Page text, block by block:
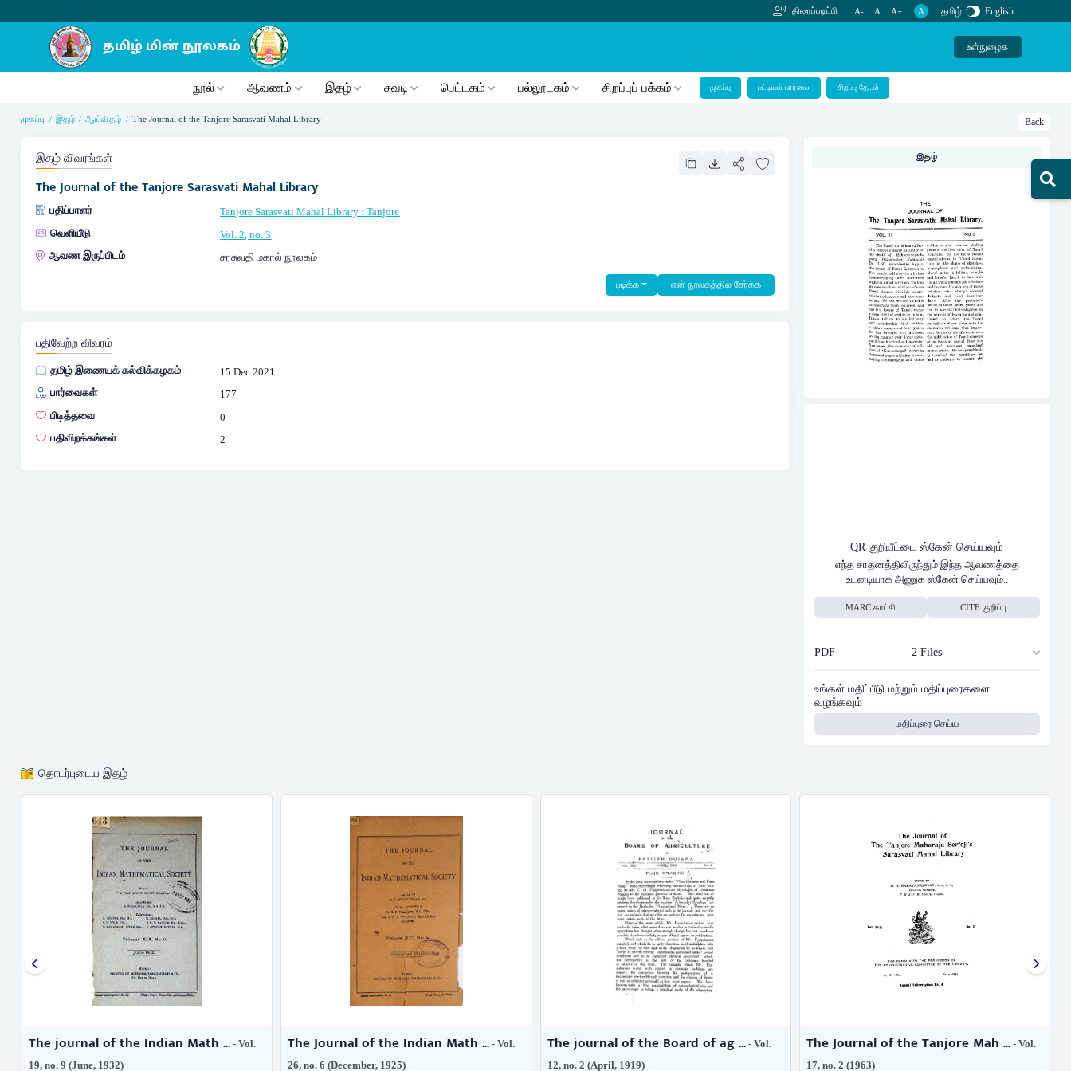
திரைப்படிப்பி A- A A+ A தமிழ் English
உள்நுழைக
நூல் ஆவணம் இதழ் சுவடி பெட்டகம் பல்லூடகம் சிறப்புப் பக்கம் முகப்பு பட்டியல் பார்வை சிறப்பு தேடல்
முகப்பு இதழ் ஆய்விதழ் The Journal of the Tanjore Sarasvati Mahal Library Back
இதழ் விவரங்கள்
The Journal of the Tanjore Sarasvati Mahal Library
பதிப்பாளர் Tanjore Sarasvati Mahal Library :Tanjore
வெளியீடு
Vol. 2, no. 3
ஆவண இருப்பிடம்
சரசுவதி மகால் நூலகம்
படிக்க என் நூலகத்தில் சேர்க்க
பதிவேற்ற விவரம்
தமிழ் இணையக் கல்விக்கழகம்
15 Dec 2021
பார்வைகள்
177
பிடித்தவை
0
பதிவிறக்கங்கள்
2
இதழ்
QR குறியீட்டை ஸ்கேன் செய்யவும்
எந்த சாதனத்திலிருந்தும் இந்த ஆவணத்தை
உடனடியாக அணுக ஸ்கேன் செய்யவும்..
MARC காட்சி CITE குறிப்பு
PDF 2 Files
உங்கள் மதிப்பீடு மற்றும் மதிப்புரைகளை
வழங்கவும்
மதிப்புரை செய்ய
தொடர்புடைய இதழ்
The journal of the Indian Math ...- Vol.
19, no. 9 (June, 1932)
The Journal of the Indian Math ... - Vol.
26, no. 6 (December, 1925)
The journal of the Board of ag ...- Vol.
12, no. 2 (April, 1919)
The Journal of the Tanjore Mah ... - Vol.
17, no. 2 (1963)